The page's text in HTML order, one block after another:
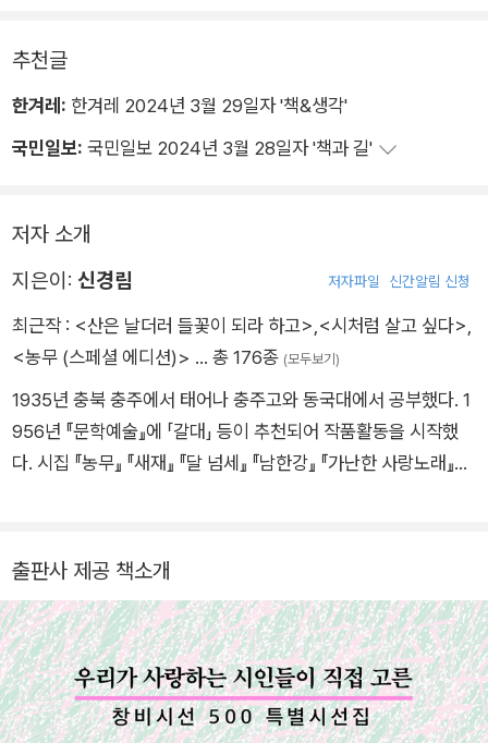
추천글
한겨레: 한겨레 2024년 3월 29일자 '책&생각'
국민일보: 국민일보 2024년 3월 28일자 '책과 길'
저자 소개
지은이: 신경림 저자파일 신간알림 신청
최근작 : <산은 날더러 들꽃이 되라 하고>,<시처럼 살고 싶다>,
<농무 (스페셜 에디션)> … 총 176종 (모두보기)
1935년 충북 충주에서 태어나 충주고와 동국대에서 공부했다. 1
956년 『문학예술』에 「갈대」 등이 추천되어 작품활동을 시작했
다. 시집 『농무』 『새재』 『달 넘세』 『남한강』 『가난한 사랑노래』
는 아무것도 모르면서』, 산문집 『민요기행』 『시인을 찾아서』(전2
학상, 시카 다상, 만해대상, 호암상 등을 수상했으며, 대한민국 예
술원 회원과 동국대 석좌교수를 역임했다. 2024년 타계했다.
출판사 제공 책소개